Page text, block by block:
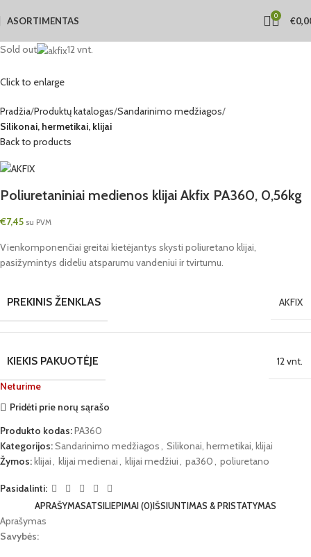
ASORTIMENTAS 0 €
Sold out 12 vnt.
Click to enlarge
Pradžia Produktų katalogas Sandarinimo medžiagos
Silikonai, hermetikai, klijai
Back to products
Poliuretaniniai medienos klijai Akfix PA360, 0,56kg
€7,45 su PVM
Vienkomponenčiai greitai kietėjantys skysti poliuretano klijai,
pasižymintys dideliu atsparumu vandeniui ir tvirtumu.
PREKINIS ŽENKLAS AKFIX
KIEKIS PAKUOTĖJE
12 vnt.
Neturime
Pridėti prie norų sąrašo
Produkto kodas:PA360
Kategorijos:Sandarinimo medžiagos, Silikonai, hermetikai, klijai
Žymos:klijai, klijai medienai, klijai medžiui, pa360, poliuretano
Pasidalinti:
APRAŠYMASATSILIEPIMAI (0)IŠSIUNTIMAS & PRISTATYMAS
Aprašymas
Savybės: